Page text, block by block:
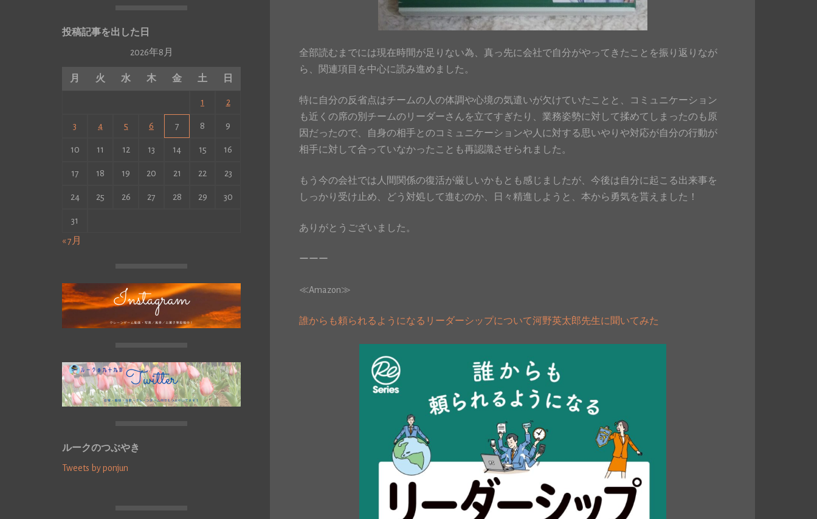
投稿記事を出した日
2026年8月
月 火 水 木 金 土 日
1 2
3 4 5 6 7 8 9
10 11 12 13 14 15 16
17 18 19 20 21 22 23
24 25 26 27 28 29 30
31
« 7月
ルークのつぶやき
Tweets by ponjun
全部読むまでには現在時間が足りない為、真っ先に会社で自分がやってきたことを振り返りなが
ら、関連項目を中心に読み進めました。
特に自分の反省点はチームの人の体調や心境の気遣いが欠けていたことと、コミュニケーション
も近くの席の別チームのリーダーさんを立てすぎたり、業務姿勢に対して揉めてしまったのも原
因だったので、自身の相手とのコミュニケーションや人に対する思いやりや対応が自分の行動が
相手に対して合っていなかったことも再認識させられました。
もう今の会社では人間関係の復活が厳しいかもとも感じましたが、今後は自分に起こる出来事を
しっかり受け止め、どう対処して進むのか、日々精進しようと、本から勇気を貰えました！
ありがとうございました。
ーーー
≪Amazon≫
誰からも頼られるようになるリーダーシップについて河野英太郎先生に聞いてみた